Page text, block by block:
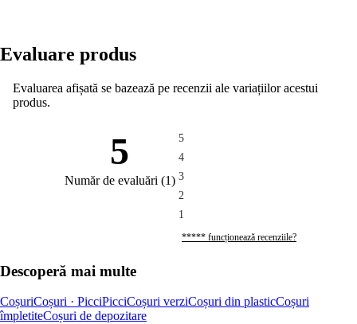
Evaluare produs
Evaluarea afișată se bazează pe recenzii ale variațiilor acestui
produs.
5
Număr de evaluări (1)
5
4
3
2
1
***** funcționează recenziile?
Descoperă mai multe
CoșuriCoșuri · PicciPicciCoșuri verziCoșuri din plasticCoșuri
împletiteCoșuri de depozitare